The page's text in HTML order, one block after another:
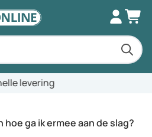
ga ik ermee aan de slag?